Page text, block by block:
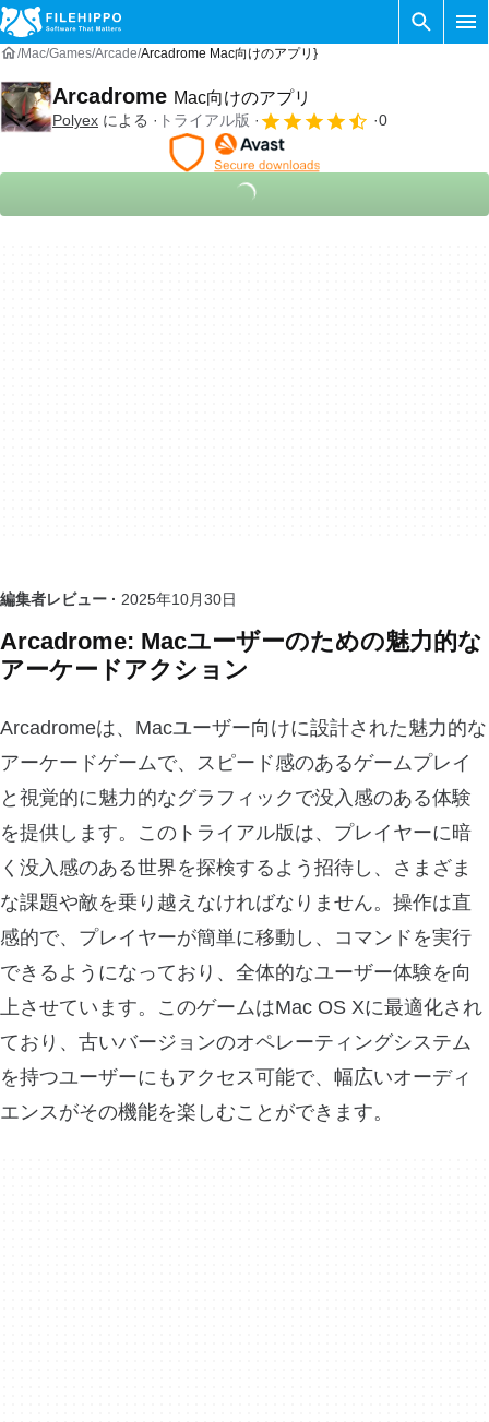
Mac Games Arcade Arcadrome Mac向けのアプリ}
Arcadrome Mac向けのアプリ
Polyex による トライアル版 0
編集者レビュー · 2025年10月30日
Arcadrome: Macユーザーのための魅力的な
アーケードアクション
Arcadromeは、Macユーザー向けに設計された魅力的な
アーケードゲームで、スピード感のあるゲームプレイ
と視覚的に魅力的なグラフィックで没入感のある体験
を提供します。このトライアル版は、プレイヤーに暗
く没入感のある世界を探検するよう招待し、さまざま
な課題や敵を乗り越えなければなりません。操作は直
感的で、プレイヤーが簡単に移動し、コマンドを実行
できるようになっており、全体的なユーザー体験を向
上させています。このゲームはMac OS Xに最適化され
ており、古いバージョンのオペレーティングシステム
を持つユーザーにもアクセス可能で、幅広いオーディ
エンスがその機能を楽しむことができます。